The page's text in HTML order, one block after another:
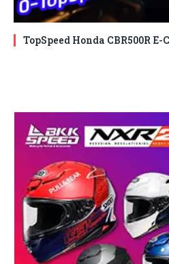
TopSpeed Honda CBR500R